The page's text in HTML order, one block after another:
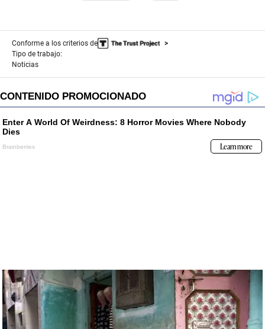
Conforme a los criterios de
Tipo de trabajo:
Noticias